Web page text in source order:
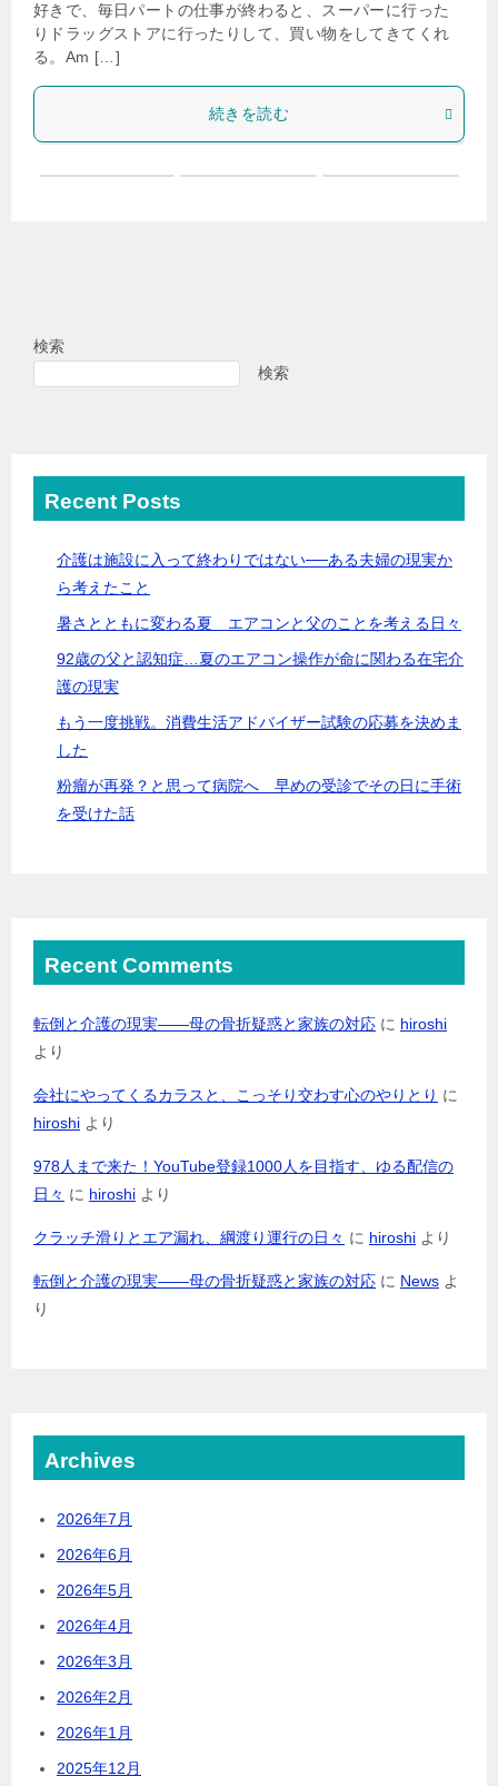
好きで、毎日パートの仕事が終わると、スーパーに行った
りドラッグストアに行ったりして、買い物をしてきてくれ
る。Am […]
続きを読む
検索
検索
Recent Posts
介護は施設に入って終わりではない──ある夫婦の現実か
ら考えたこと
暑さとともに変わる夏 エアコンと父のことを考える日々
92歳の父と認知症…夏のエアコン操作が命に関わる在宅介
護の現実
もう一度挑戦。消費生活アドバイザー試験の応募を決めま
した
粉瘤が再発？と思って病院へ 早めの受診でその日に手術
を受けた話
Recent Comments
転倒と介護の現実――母の骨折疑惑と家族の対応 に hiroshi
より
会社にやってくるカラスと、こっそり交わす心のやりとり に
hiroshi より
978人まで来た！YouTube登録1000人を目指す、ゆる配信の
日々 に hiroshi より
クラッチ滑りとエア漏れ、綱渡り運行の日々 に hiroshi より
転倒と介護の現実――母の骨折疑惑と家族の対応 に News よ
り
Archives
2026年7月
2026年6月
2026年5月
2026年4月
2026年3月
2026年2月
2026年1月
2025年12月